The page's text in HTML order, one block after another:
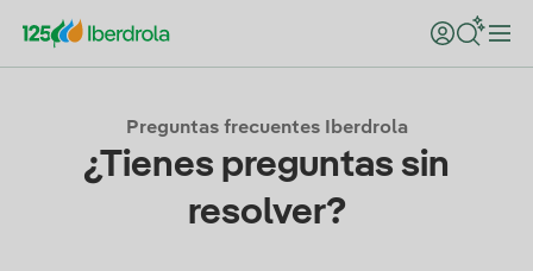
Preguntas frecuentes Iberdrola
¿Tienes preguntas sin
resolver?